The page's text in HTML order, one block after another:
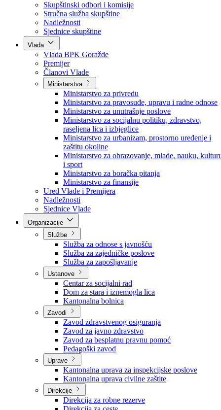
Poslanici po strankama
Poslanici po klubovima naroda
Kolegij skupštine
Skupštinski odbori i komisije
Stručna služba skupštine
Nadležnosti
Sjednice skupštine
Vlada
Vlada BPK Goražde
Premijer
Članovi Vlade
Ministarstva
Ministarstvo za privredu
Ministarstvo za pravosuđe, upravu i radne odnose
Ministarstvo za unutrašnje poslove
Ministarstvo za socijalnu politiku, zdravstvo,
raseljena lica i izbjeglice
Ministarstvo za urbanizam, prostorno uređenje i
zaštitu okoline
Ministarstvo za obrazovanje, mlade, nauku,
i sport
Ministarstvo za boračka pitanja
Ministarstvo za finansije
Ured Vlade i Premijera
Nadležnosti
Sjednice Vlade
Službe
Služba za odnose s javnošću
Služba za zajedničke poslove
Služba za zapošljavanje
Ustanove
Centar za socijalni rad
Dom za stara i iznemogla lica
Kantonalna bolnica
Zavodi
Zavod zdravstvenog osiguranja
Zavod za javno zdravstvo
Zavod za besplatnu pravnu pomoć
Pedagoški zavod
Uprave
Kantonalna uprava za inspekcijske poslove
Kantonalna uprava civilne zaštite